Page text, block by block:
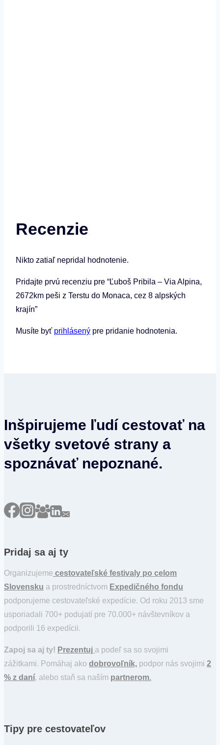
Recenzie
Nikto zatiaľ nepridal hodnotenie.
Pridajte prvú recenziu pre “Ľuboš Pribila – Via Alpina,
2672km peši z Terstu do Monaca, cez 8 alpských
krajín”
Musíte byť prihlásený pre pridanie hodnotenia.
Inšpirujeme ľudí cestovať na
všetky svetové strany a
spoznávať nepoznané.
Pridaj sa aj ty
Organizujeme cestovateľské festivaly po celom
Slovensku a prostredníctvom Expedičného fondu
podporujeme cestovateľské expedície. Od roku 2013 sme
usporiadali 700+ podujatí pre 70.000+ návštevníkov a
podporili 16 expedícii.
Zapoj sa aj ty! Prezentuj a podeľ sa so svojimi
zážitkami. Pomáhaj ako dobrovoľník, podpor nás svojimi 2
% z daní, alebo staň sa naším partnerom.
Tipy pre cestovateľov